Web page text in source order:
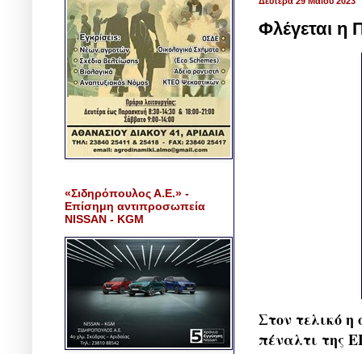
Φλέγεται η
Στον τελικό
πέναλτι της
«Σιδηρόπουλος Α.Ε.» -
Επίσημη αντιπροσωπεία
NISSAN - KGM